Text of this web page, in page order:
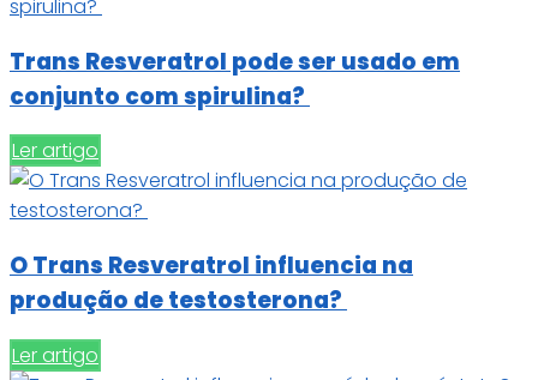
Trans Resveratrol pode ser usado em
conjunto com spirulina?
Ler artigo
O Trans Resveratrol influencia na
produção de testosterona?
Ler artigo